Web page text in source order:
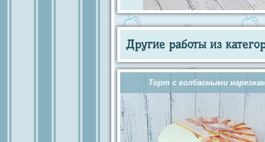
Другие работы из
Торт с колбасными